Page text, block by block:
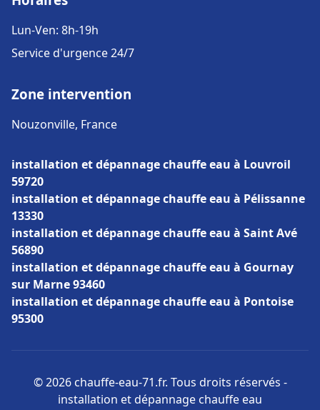
Lun-Ven: 8h-19h
Service d'urgence 24/7
Zone intervention
Nouzonville, France
installation et dépannage chauffe eau à Louvroil
59720
installation et dépannage chauffe eau à Pélissanne
13330
installation et dépannage chauffe eau à Saint Avé
56890
installation et dépannage chauffe eau à Gournay
sur Marne 93460
installation et dépannage chauffe eau à Pontoise
95300
© 2026 chauffe-eau-71.fr. Tous droits réservés -
installation et dépannage chauffe eau